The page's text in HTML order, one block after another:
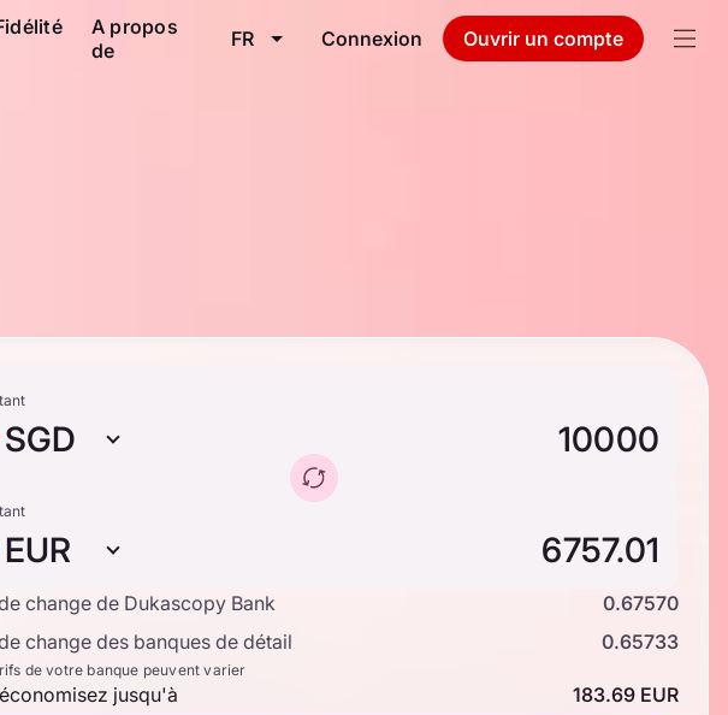
A propos
de
FR Connexion Ouvrir un compte
SGD
EUR
change de Dukascopy Bank
0.67570
change des banques de détail
0.65733
de votre banque peuvent varier
jusqu'à 183.69 EUR